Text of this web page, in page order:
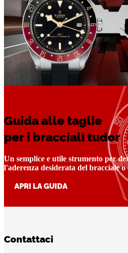
Guida alle taglie
per i bracciali tudor
Un semplice e utile strumento per
l'aderenza desiderata del bracciale
APRI LA GUIDA
Contattaci